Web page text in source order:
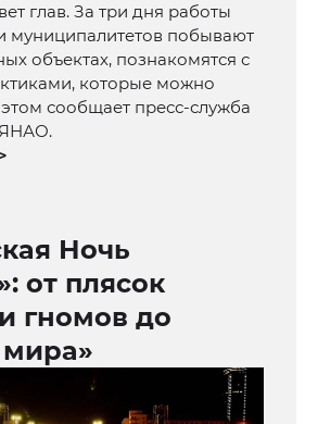
глав. За три дня работы
муниципалитетов побывают
объектах, познакомятся с
которые можно
сообщает пресс-служба
ЯНАО.
Ночь
от плясок
гномов до